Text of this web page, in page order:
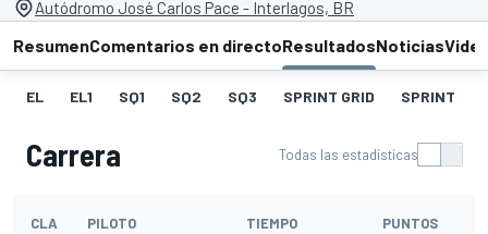
Autódromo José Carlos Pace - Interlagos, BR
ResumenComentarios en directoResultadosNoticias
EL EL1 SQ1 SQ2 SQ3 SPRINT GRID SPRINT
Carrera Todas las estadísticas
CLA PILOTO TIEMPO PUNTOS